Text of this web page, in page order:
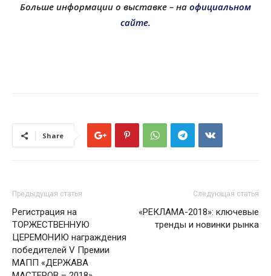
Больше информации о выставке – на официальном
сайте.
Share
Предыдущая статья
Регистрация на
ТОРЖЕСТВЕННУЮ
ЦЕРЕМОНИЮ награждения
победителей V Премии
МАПП «ДЕРЖАВА
Следующая статья
«РЕКЛАМА-2018»: ключевые
тренды и новинки рынка